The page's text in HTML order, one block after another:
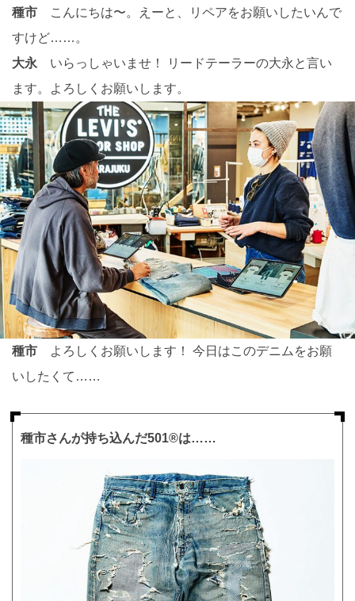
種市 こんにちは〜。えーと、リペアをお願いしたいんで
すけど……。
大永 いらっしゃいませ！ リードテーラーの大永と言い
ます。よろしくお願いします。
種市 よろしくお願いします！ 今日はこのデニムをお願
いしたくて……
種市さんが持ち込んだ501®は……